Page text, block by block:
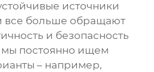
источники
все больше обращают
и безопасность
мы постоянно ищем
– например,